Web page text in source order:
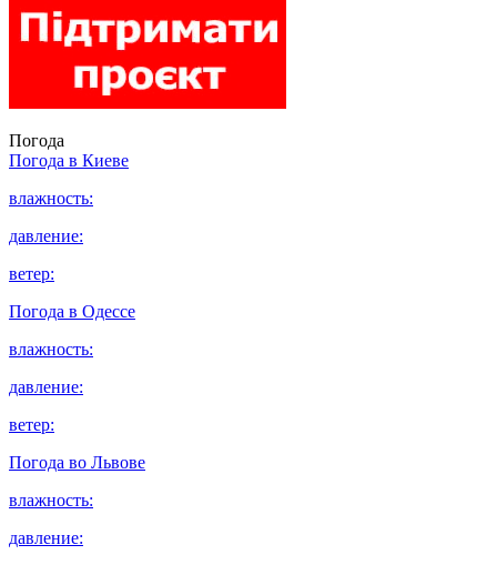
Погода
Погода в Киеве
влажность:
давление:
ветер:
Погода в Одессе
влажность:
давление:
ветер:
Погода во Львове
влажность:
давление: